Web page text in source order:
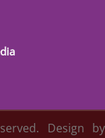
Design by